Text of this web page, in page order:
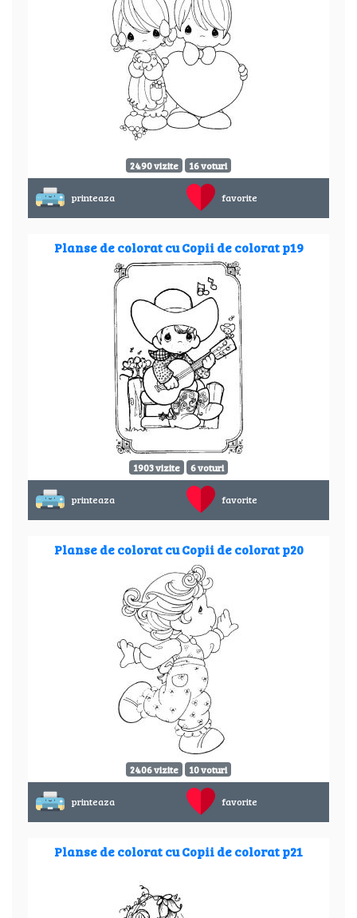
2490 vizite 16 voturi
printeaza favorite
Planse de colorat cu Copii de colorat p19
1903 vizite 6 voturi
printeaza favorite
Planse de colorat cu Copii de colorat p20
2406 vizite 10 voturi
printeaza favorite
Planse de colorat cu Copii de colorat p21